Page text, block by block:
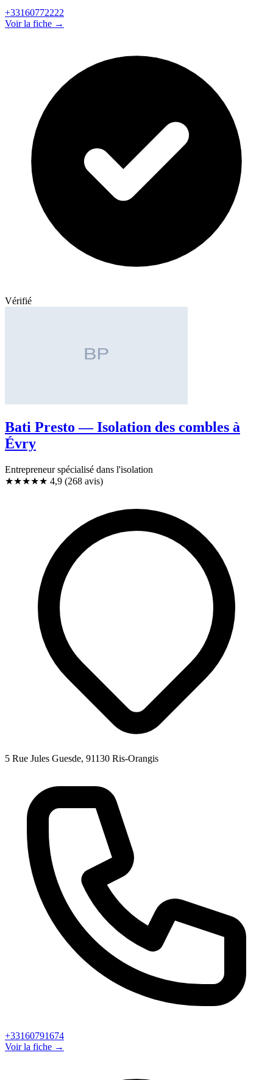
+33160772222
Voir la fiche →
Vérifié
Bati Presto — Isolation des combles à
Évry
Entrepreneur spécialisé dans l'isolation
★★★★★ 4,9 (268 avis)
5 Rue Jules Guesde, 91130 Ris-Orangis
+33160791674
Voir la fiche →